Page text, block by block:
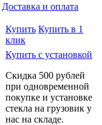
Доставка и оплата
Купить Купить в 1
клик
Купить с установкой
Скидка 500 рублей
при одновременной
покупке и установке
стекла на грузовик у
нас на складе.